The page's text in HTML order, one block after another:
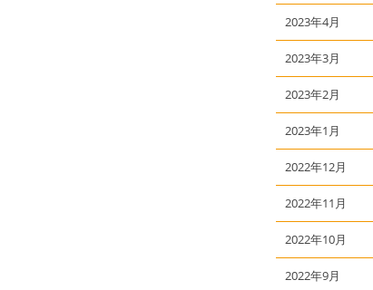
2023年4月
2023年3月
2023年2月
2023年1月
2022年12月
2022年11月
2022年10月
2022年9月